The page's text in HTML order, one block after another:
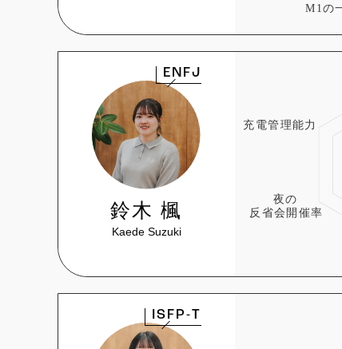
ENFJ
鈴木 楓
Kaede Suzuki
ISFP-T